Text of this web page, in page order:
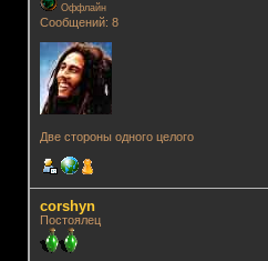
Оффлайн
Сообщений: 8
Две стороны одного целого
corshyn
Постоялец